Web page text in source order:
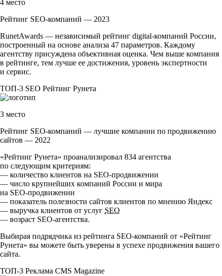
4 место
Рейтинг SEO-компаний — 2023
RunetAwards — независимый рейтинг digital-компаний России,
построенный на основе анализа 47 параметров. Каждому
агентству присуждена объективная оценка. Чем выше компания
в рейтинге, тем лучше ее достижения, уровень экспертности
и сервис.
ТОП-3 SEO Рейтинг Рунета
3 место
Рейтинг SEO-компаний — лучшие компании по продвижению
сайтов — 2022
«Рейтинг Рунета» проанализировал 834 агентства
по следующим критериям:
— количество клиентов на SEO-продвижении
— число крупнейших компаний России и мира
на SEO-продвижении
— показатель полезности сайтов клиентов по мнению Яндекс
— выручка клиентов от услуг SEO
— возраст SEO-агентства.
Выбирая подрядчика из рейтинга SEO-компаний от «Рейтинг
Рунета» вы можете быть уверены в успехе продвижения вашего
сайта.
ТОП-3 Реклама CMS Magazine